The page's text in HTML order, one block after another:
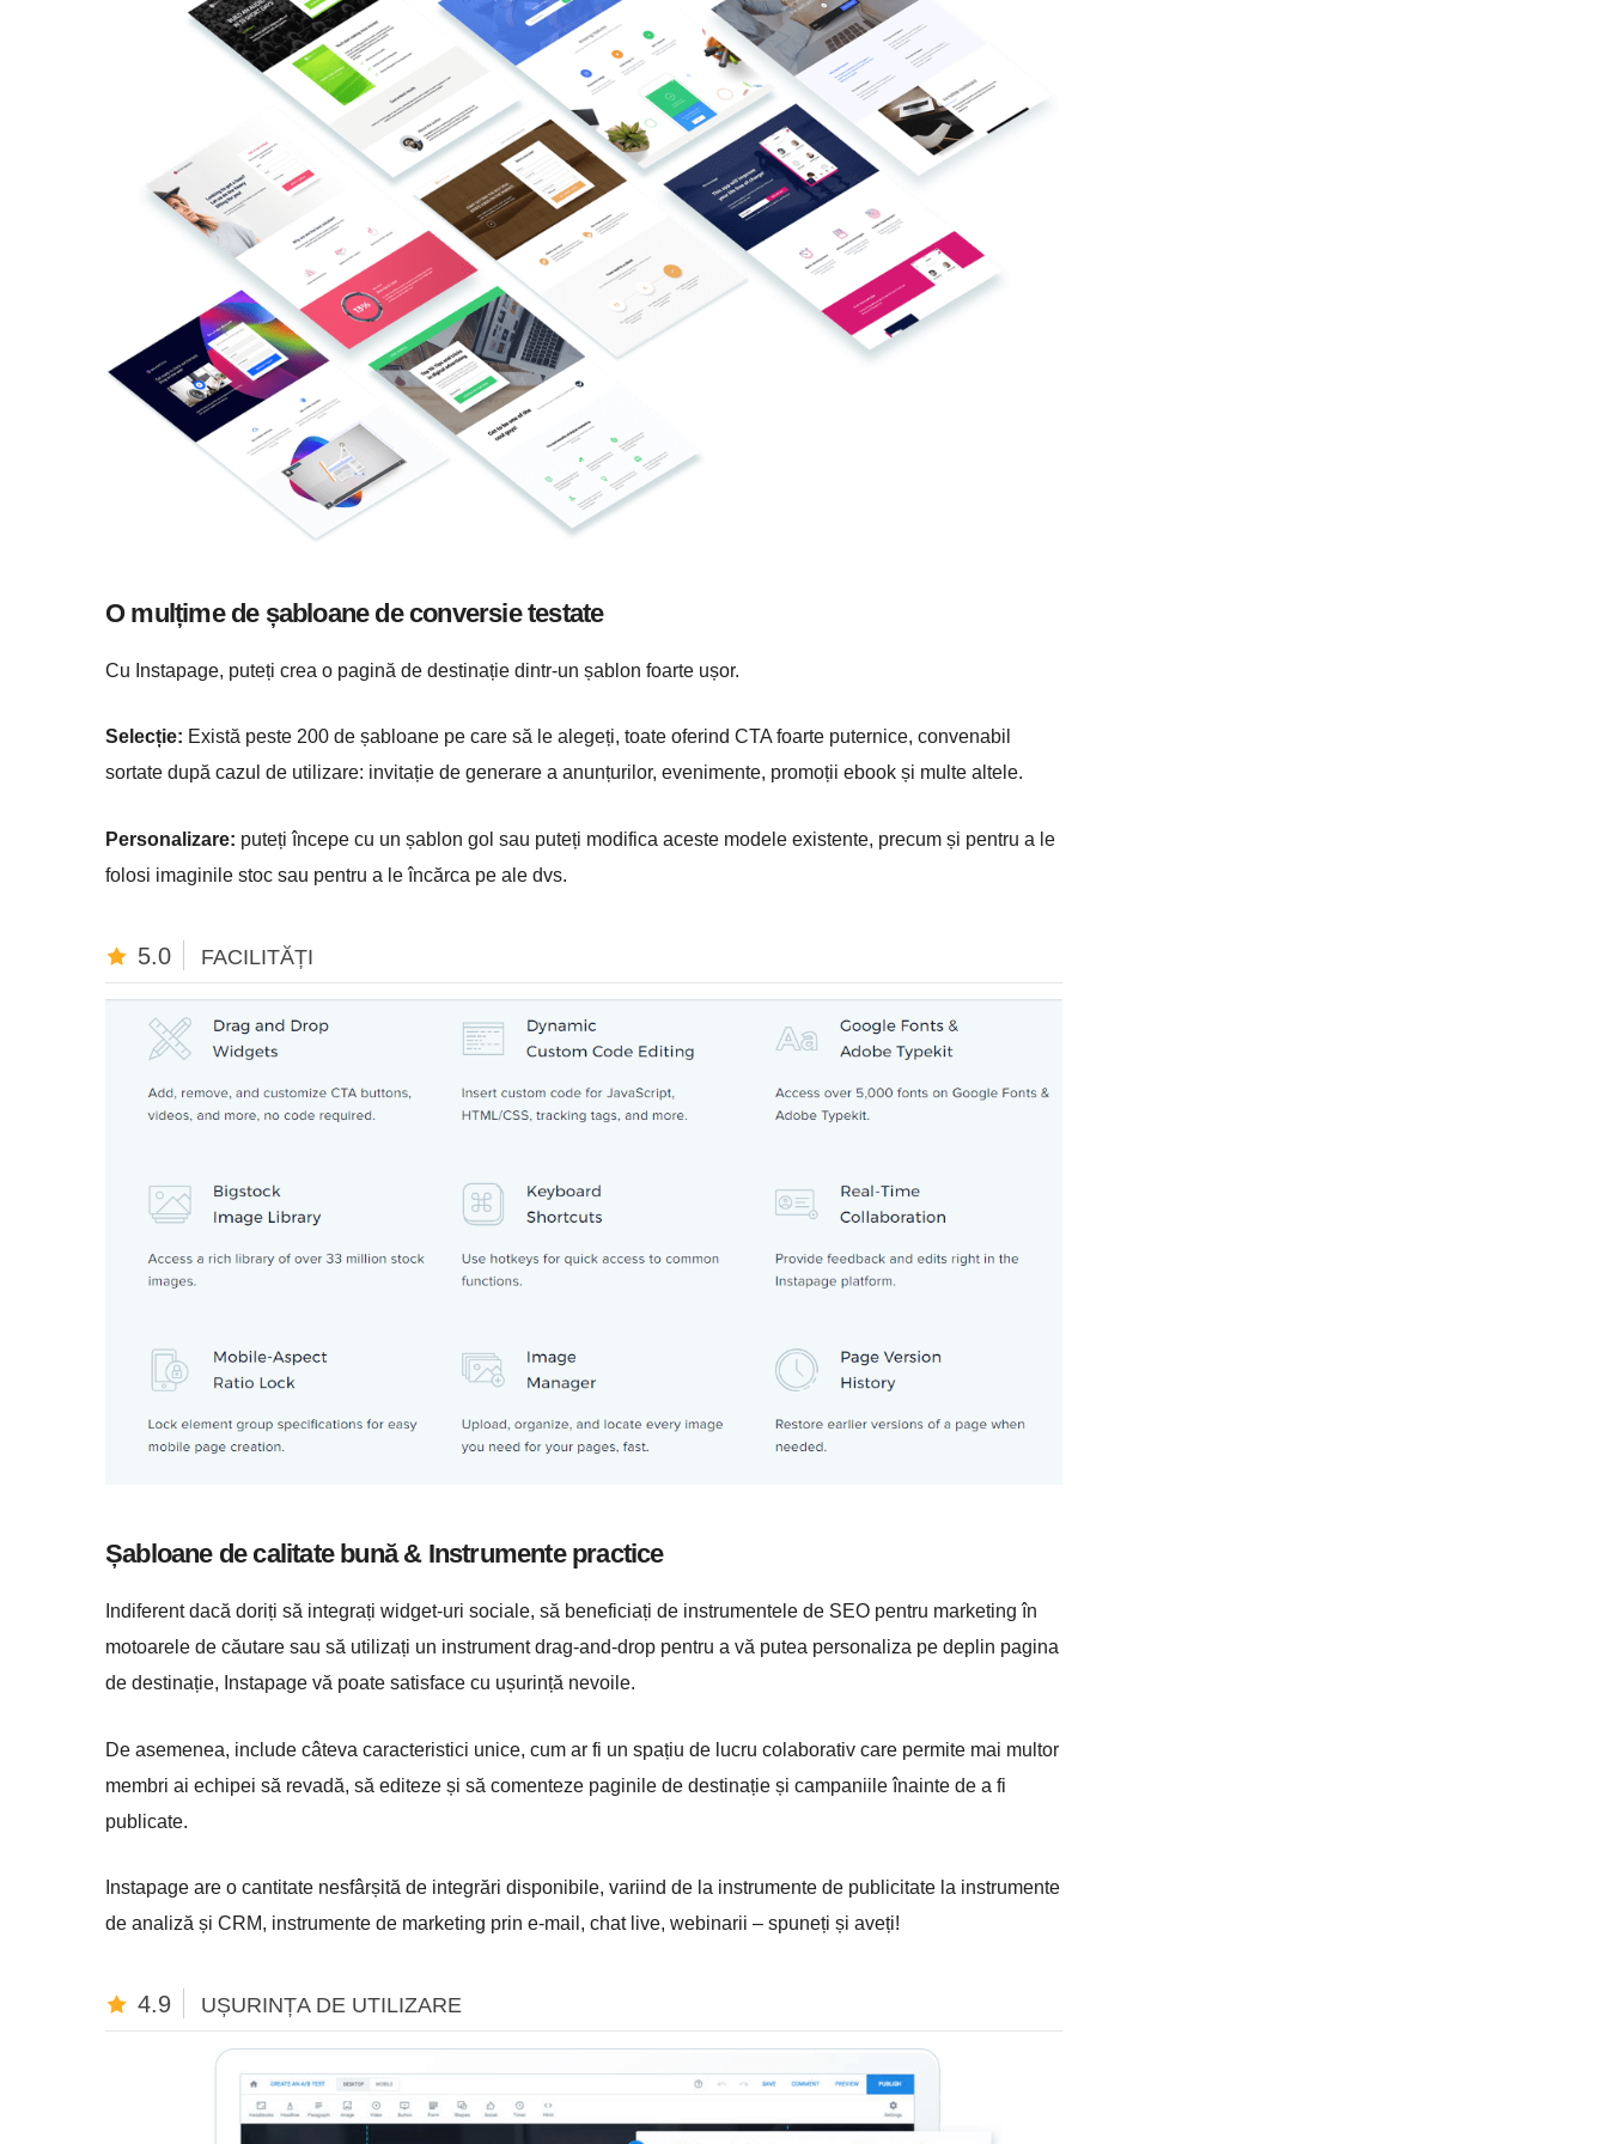
O mulțime de șabloane de conversie testate
Cu Instapage, puteți crea o pagină de destinație dintr-un șablon foarte ușor.
Selecție: Există peste 200 de șabloane pe care să le alegeți, toate oferind CTA foarte puternice, convenabil
sortate după cazul de utilizare: invitație de generare a anunțurilor, evenimente, promoții ebook și multe altele.
Personalizare: puteți începe cu un șablon gol sau puteți modifica aceste modele existente, precum și pentru a le
folosi imaginile stoc sau pentru a le încărca pe ale dvs.
5.0 FACILITĂȚI
Șabloane de calitate bună & Instrumente practice
Indiferent dacă doriți să integrați widget-uri sociale, să beneficiați de instrumentele de SEO pentru marketing în
motoarele de căutare sau să utilizați un instrument drag-and-drop pentru a vă putea personaliza pe deplin pagina
de destinație, Instapage vă poate satisface cu ușurință nevoile.
De asemenea, include câteva caracteristici unice, cum ar fi un spațiu de lucru colaborativ care permite mai multor
membri ai echipei să revadă, să editeze și să comenteze paginile de destinație și campaniile înainte de a fi
publicate.
Instapage are o cantitate nesfârșită de integrări disponibile, variind de la instrumente de publicitate la instrumente
de analiză și CRM, instrumente de marketing prin e-mail, chat live, webinarii – spuneți și aveți!
4.9 UȘURINȚA DE UTILIZARE